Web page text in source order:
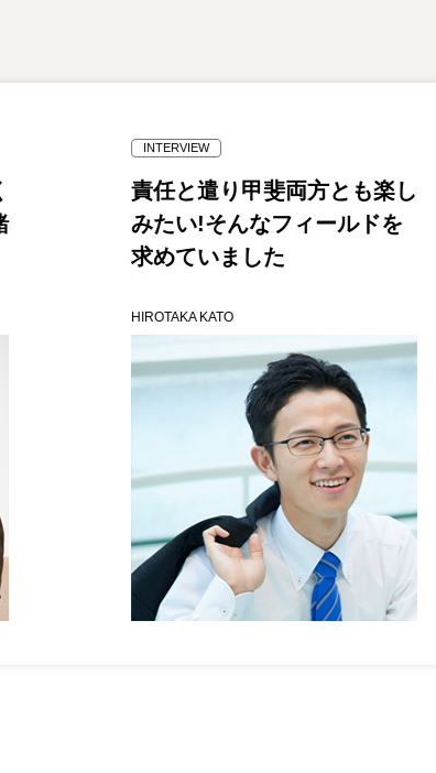
INTERVIEW
責任と遣り甲斐両方とも楽し
みたい!そんなフィールドを
求めていました
HIROTAKA KATO